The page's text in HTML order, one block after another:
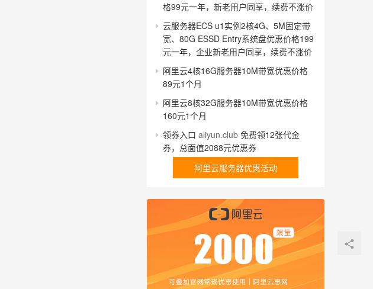
格99元一年，新老用户同享，续费不涨价
云服务器ECS u1实例2核4G、5M固定带
宽、80G ESSD Entry系统盘优惠价格199
元一年，企业新老用户同享，续费不涨价
阿里云4核16G服务器10M带宽优惠价格
89元1个月
阿里云8核32G服务器10M带宽优惠价格
160元1个月
领券入口 aliyun.club 免费领12张代金
券，总面值2088元优惠券
阿里云服务器优惠活动